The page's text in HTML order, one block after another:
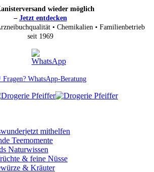
wieder möglich
– Jetzt entdecken
• Chemikalien • Familienbetrieb
seit 1969
Fragen? WhatsApp-Beratung
jetzt mithelfen
Teemomente
Naturwissen
& feine Nüsse
& Kräuter